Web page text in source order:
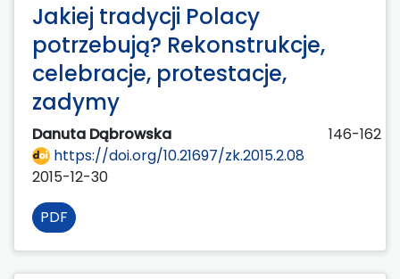
Jakiej tradycji Polacy
potrzebują? Rekonstrukcje,
celebracje, protestacje,
zadymy
Danuta Dąbrowska
146-162
https://doi.org/10.21697/zk.2015.2.08
2015-12-30
PDF